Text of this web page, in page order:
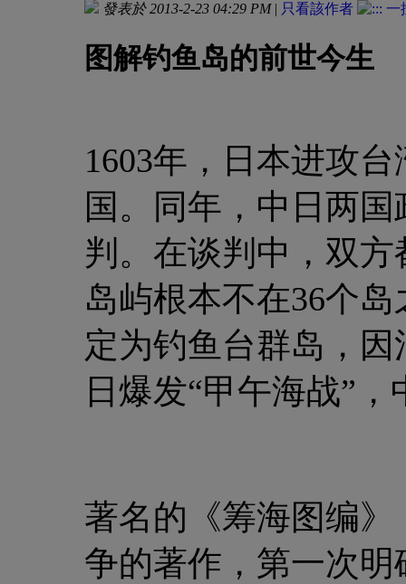
發表於 2013-2-23 04:29 PM| 只看該作者
图解钓鱼岛的前世今生
1603年，日本进攻
国。同年，中日两
判。在谈判中，双
岛屿根本不在36个
定为钓鱼台群岛，
日爆发“甲午海战”
著名的《筹海图编
争的著作，第一次